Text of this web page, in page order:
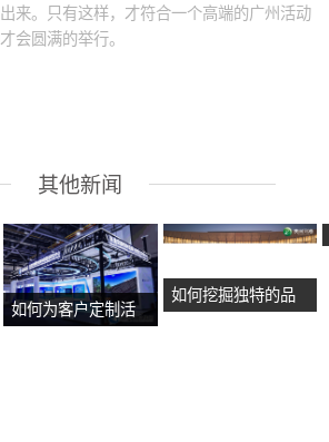
来。只有这样，才符合一个高端的广州活动
会圆满的举行。
其他新闻
如何为客户定制活
如何挖掘独特的品